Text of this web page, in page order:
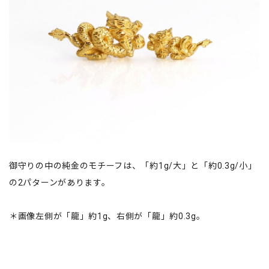
御守りの中の純金のモチーフは、「約1g/大」と「約0.3g/小」
の2パターンがあります。
＊画像左側が「龍」約1g、右側が「龍」約0.3g。